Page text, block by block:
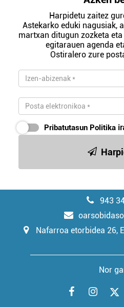
Harpidetu zaitez
Astekarko eduki nagusiak,
martxan ditugun zozketa
egitarauen agenda
Ostiralero zure
Pribatutasun Politika
943
Nafarroa etorbidea 26,
Nor